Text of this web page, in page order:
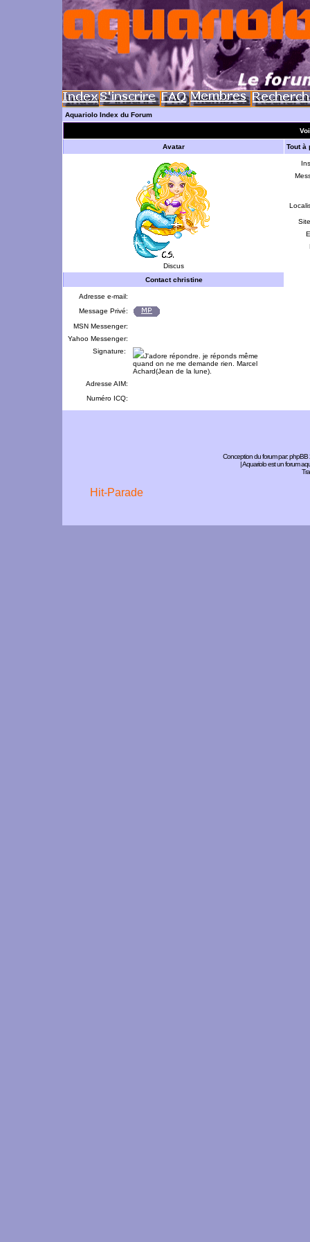
Aquariolo Index du Forum
Avatar Tout à
Discus
Contact christine
Adresse e-mail:
Message Privé:
MSN Messenger:
Yahoo Messenger:
Signature:
J'adore répondre. je réponds même
quand on ne me demande rien. Marcel
Achard(Jean de la lune).
Adresse AIM:
Numéro ICQ:
Conception du forum par:phpBB
| Aquariolo est un forum